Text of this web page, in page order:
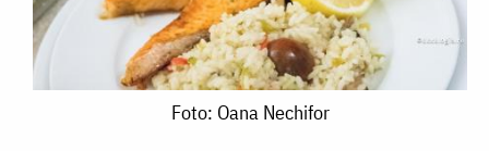
Foto: Oana Nechifor